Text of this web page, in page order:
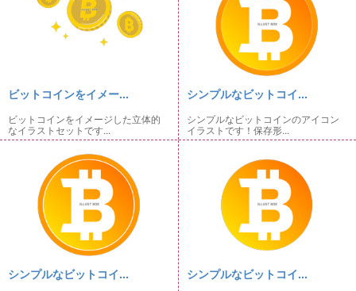
ビットコインをイメー...
ビットコインをイメージした立体的
なイラストセットです...
シンプルなビットコイ...
シンプルなビットコインのアイコン
イラストです！保存形...
シンプルなビットコイ... シンプルなビットコイ...